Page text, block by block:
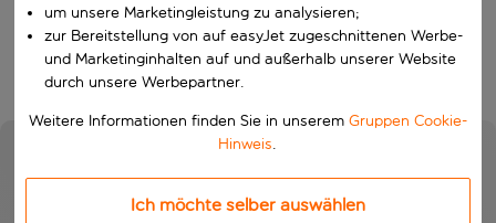
Suchen
um unsere Marketingleistung zu analysieren;
zur Bereitstellung von auf easyJet zugeschnittenen Werbe-
und Marketinginhalten auf und außerhalb unserer Website
durch unsere Werbepartner.
Weitere Informationen finden Sie in unserem Gruppen Cookie-
Hinweis.
Ich möchte selber auswählen